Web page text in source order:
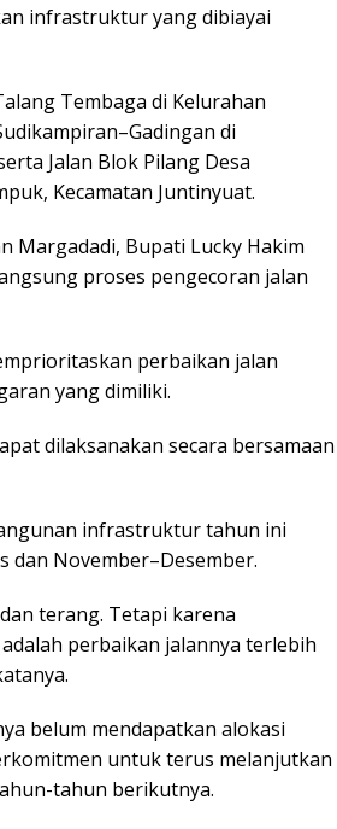
infrastruktur yang dibiayai
Tembaga di Kelurahan
di
Jalan Blok Pilang Desa
Kecamatan Juntinyuat.
Margadadi, Bupati Lucky Hakim
proses pengecoran jalan
perbaikan jalan
yang dimiliki.
dilaksanakan secara bersamaan
infrastruktur tahun ini
dan November–Desember.
terang. Tetapi karena
perbaikan jalannya terlebih
belum mendapatkan alokasi
untuk terus melanjutkan
tahun berikutnya.